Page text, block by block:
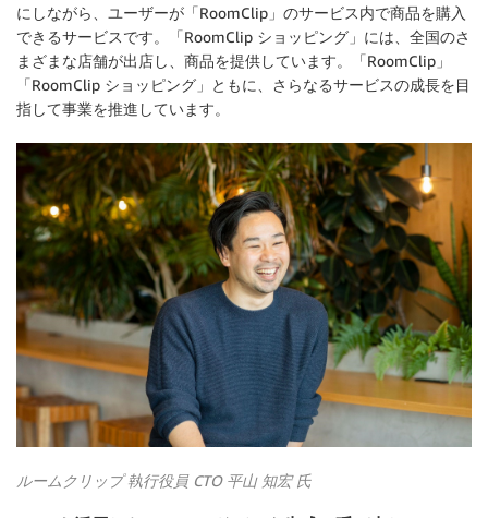
にしながら、ユーザーが「RoomClip」のサービス内で商品を購入
できるサービスです。「RoomClip ショッピング」には、全国のさ
まざまな店舗が出店し、商品を提供しています。「RoomClip」
「RoomClip ショッピング」ともに、さらなるサービスの成長を目
指して事業を推進しています。
ルームクリップ 執行役員 CTO 平山 知宏 氏